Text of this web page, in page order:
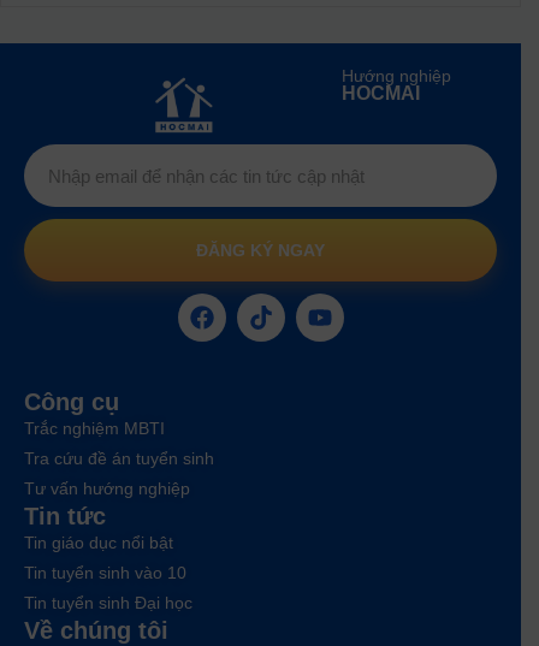
Hướng nghiệp
HOCMAI
ĐĂNG KÝ NGAY
Công cụ
Trắc nghiệm MBTI
Tra cứu đề án tuyển sinh
Tư vấn hướng nghiệp
Tin tức
Tin giáo dục nổi bật
Tin tuyển sinh vào 10
Tin tuyển sinh Đại học
Về chúng tôi